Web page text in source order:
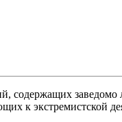
содержащих
к экстремистской